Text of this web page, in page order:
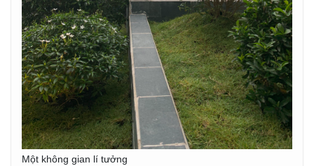
Một không gian lí tưởng